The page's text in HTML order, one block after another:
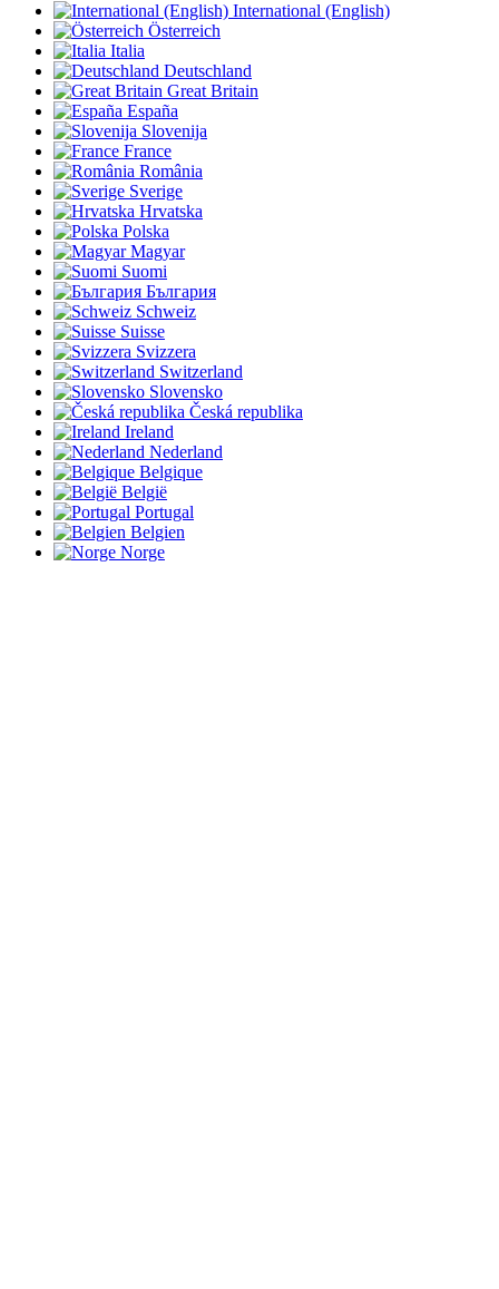
International (English)
Österreich
Italia
Deutschland
Great Britain
España
Slovenija
France
România
Sverige
Hrvatska
Polska
Magyar
Suomi
България
Schweiz
Suisse
Svizzera
Switzerland
Slovensko
Česká republika
Ireland
Nederland
Belgique
België
Portugal
Belgien
Norge